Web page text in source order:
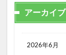
アーカイブ
2026年6月